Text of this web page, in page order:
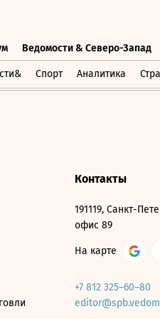
Ведомости & Северо-Запад
Спорт Аналитика
Ведомости & Северо-
Контакты
191119, Санкт-
офис 89
На карте
+7 812 325–60–80